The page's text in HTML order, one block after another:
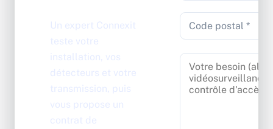
Un expert Connexit
teste votre
installation, vos
détecteurs et votre
transmission, puis
vous propose un
contrat de